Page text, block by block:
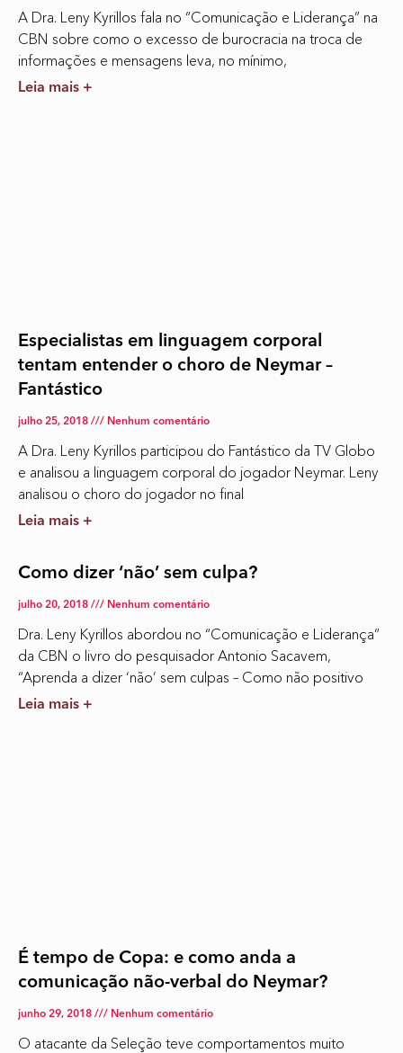
A Dra. Leny Kyrillos fala no “Comunicação e Liderança” na
CBN sobre como o excesso de burocracia na troca de
informações e mensagens leva, no mínimo,
Leia mais +
Especialistas em linguagem corporal
tentam entender o choro de Neymar –
Fantástico
julho 25, 2018 Nenhum comentário
A Dra. Leny Kyrillos participou do Fantástico da TV Globo
e analisou a linguagem corporal do jogador Neymar. Leny
analisou o choro do jogador no final
Leia mais +
Como dizer ‘não’ sem culpa?
julho 20, 2018 Nenhum comentário
Dra. Leny Kyrillos abordou no “Comunicação e Liderança”
da CBN o livro do pesquisador Antonio Sacavem,
“Aprenda a dizer ‘não’ sem culpas – Como não positivo
Leia mais +
É tempo de Copa: e como anda a
comunicação não-verbal do Neymar?
junho 29, 2018 Nenhum comentário
O atacante da Seleção teve comportamentos muito